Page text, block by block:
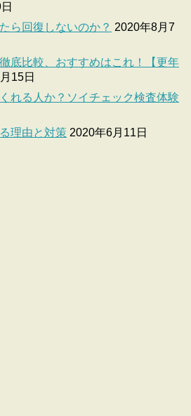
ら回復しないのか？ 2020年8月7
底比較、おすすめはこれ！【更年
15日
れる人か？ソイチェック検査体験
理由と対策 2020年6月11日